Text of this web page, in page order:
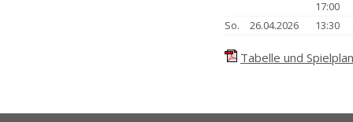
17:00
So.
26.04.2026 13:30
Tabelle und